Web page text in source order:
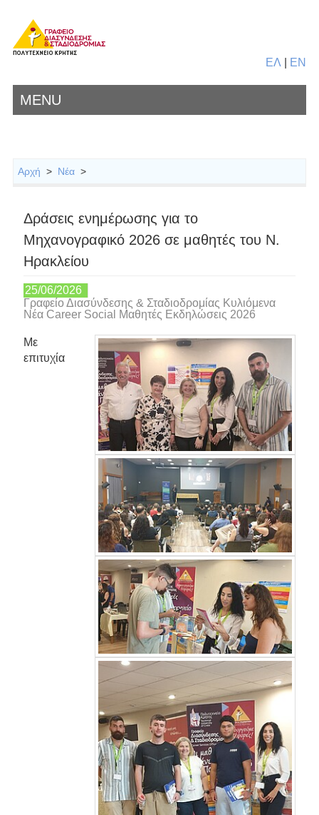
ΕΛ EN
MENU
Αρχή > Νέα>
Δράσεις ενημέρωσης για το
Μηχανογραφικό 2026 σε μαθητές του Ν.
Ηρακλείου
25/06/2026
Γραφείο Διασύνδεσης & Σταδιοδρομίας Κυλιόμενα
Νέα Career Social Μαθητές Εκδηλώσεις 2026
Με
επιτυχία